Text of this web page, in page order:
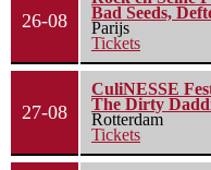
26-08
Bad Seeds,
Parijs
Tickets
27-08
CuliNESSE
The Dirty
Rotterdam
Tickets